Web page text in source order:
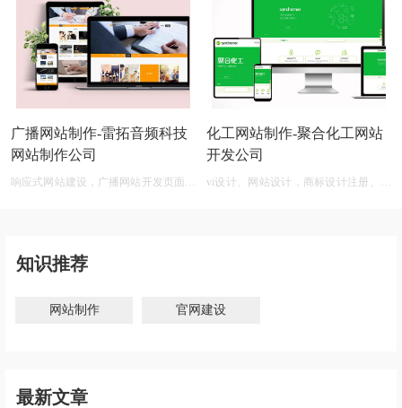
广播网站制作-雷拓音频科技
网站制作公司
响应式网站建设，广播网站开发页面设
化工网站制作-聚合化工网站
开发公司
vi设计、网站设计，商标设计注册、化
知识推荐
网站制作 官网建设
最新文章